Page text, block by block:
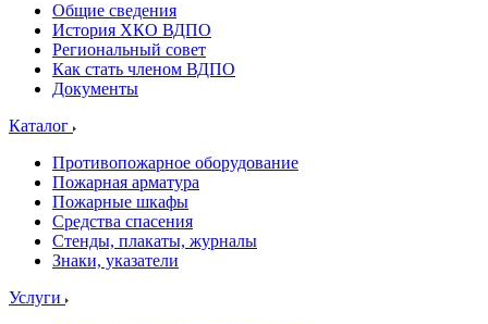
Общие сведения
История ХКО ВДПО
Региональный совет
Как стать членом ВДПО
Документы
Каталог
Противопожарное оборудование
Пожарная арматура
Пожарные шкафы
Средства спасения
Стенды, плакаты, журналы
Знаки, указатели
Услуги